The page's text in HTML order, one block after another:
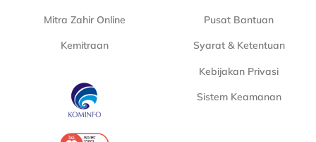
Mitra Zahir Online
Kemitraan
Pusat Bantuan
Syarat & Ketentuan
Kebijakan Privasi
Sistem Keamanan